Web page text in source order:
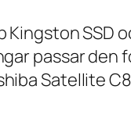
SSD
passar
Satellite